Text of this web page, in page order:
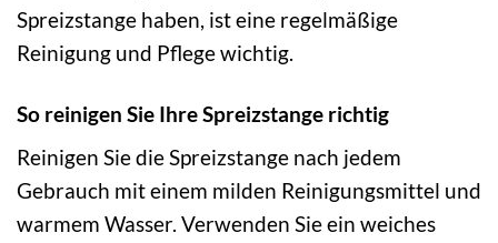
Spreizstange haben, ist eine regelmäßige
Reinigung und Pflege wichtig.
So reinigen Sie Ihre Spreizstange richtig
Reinigen Sie die Spreizstange nach jedem
Gebrauch mit einem milden Reinigungsmittel und
warmem Wasser. Verwenden Sie ein weiches